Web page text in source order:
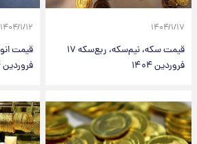
۱۴۰۴/۱/۱۷
قیمت سکه، نیم‌سکه، ربع‌سکه ۱۷
فروردین ۱۴۰۴
۱۴۰۴/۱/۱۲
فروردین ۱۴۰۴ +جدول